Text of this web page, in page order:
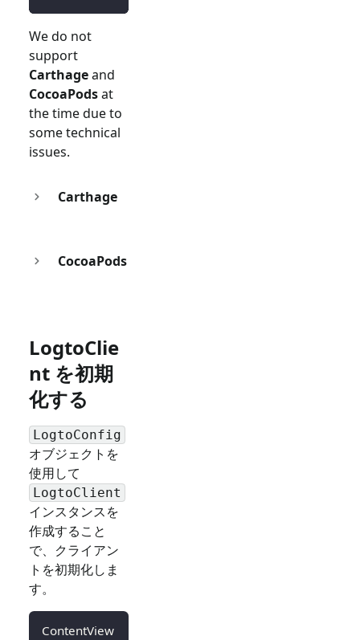
We do not
support
Carthageand
CocoaPodsat
the time due to
some technical
issues.
Carthage
CocoaPods
LogtoClie
nt を初期
化する
LogtoConfig
オブジェクトを
使用して
LogtoClient
インスタンスを
作成すること
で、クライアン
トを初期化しま
す。
ContentView